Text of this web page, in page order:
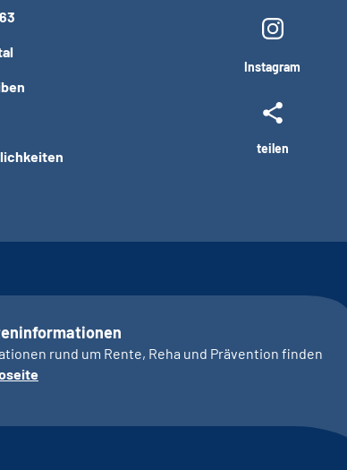
Instagram
teilen
rund um Rente, Reha und Prävention finden